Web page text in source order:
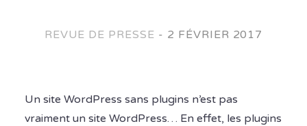
REVUE DE PRESSE - 2 FÉVRIER 2017
Un site WordPress sans plugins n’est pas
vraiment un site WordPress… En effet, les plugins